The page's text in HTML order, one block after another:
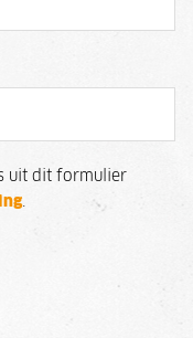
uit dit formulier
.